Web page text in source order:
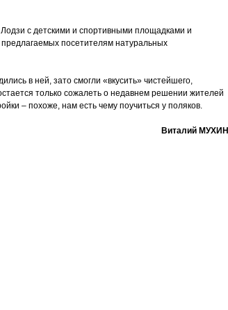
с детскими и спортивными площадками и
посетителям натуральных
в ней, зато смогли «вкусить» чистейшего,
только сожалеть о недавнем решении жителей
– похоже, нам есть чему поучиться у поляков.
Виталий МУХИН